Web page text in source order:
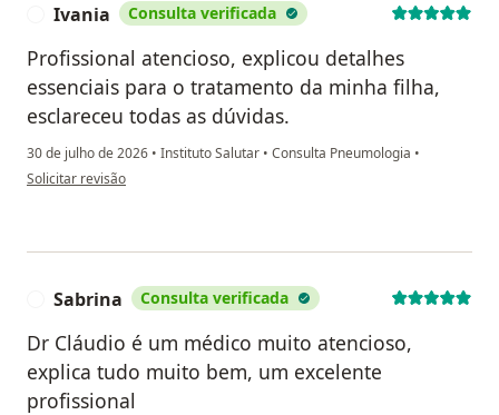
Ivania Consulta verificada
Profissional atencioso, explicou detalhes
essenciais para o tratamento da minha filha,
esclareceu todas as dúvidas.
30 de julho de 2026 • Instituto Salutar • Consulta Pneumologia •
na opinião do utilizador Ivania
Solicitar revisão
Sabrina Consulta verificada
Dr Cláudio é um médico muito atencioso,
explica tudo muito bem, um excelente
profissional